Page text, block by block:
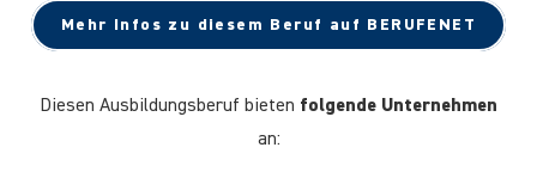
Mehr Infos zu diesem Beruf auf BERUFENET
Diesen Ausbildungsberuf bieten folgende Unternehmen
an: